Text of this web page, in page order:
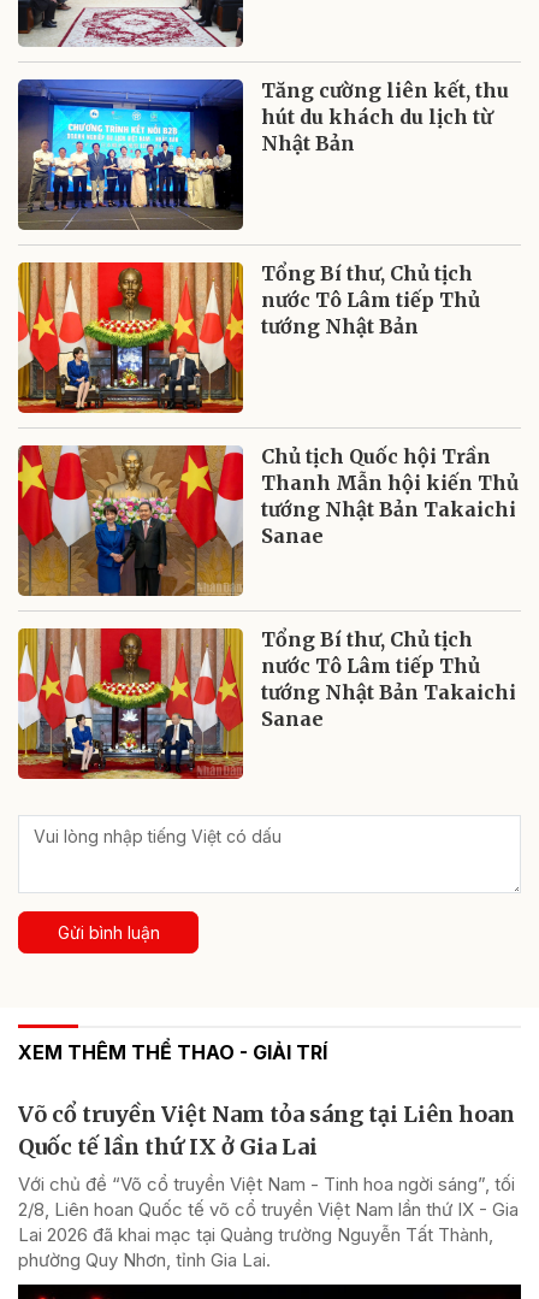
Tăng cường liên kết, thu
hút du khách du lịch từ
Nhật Bản
Tổng Bí thư, Chủ tịch
nước Tô Lâm tiếp Thủ
tướng Nhật Bản
Chủ tịch Quốc hội Trần
Thanh Mẫn hội kiến Thủ
tướng Nhật Bản Takaichi
Sanae
Tổng Bí thư, Chủ tịch
nước Tô Lâm tiếp Thủ
tướng Nhật Bản Takaichi
Sanae
Gửi bình luận
XEM THÊM THỂ THAO - GIẢI TRÍ
Võ cổ truyền Việt Nam tỏa sáng tại Liên hoan
Quốc tế lần thứ IX ở Gia Lai
Với chủ đề “Võ cổ truyền Việt Nam - Tinh hoa ngời sáng”, tối
2/8, Liên hoan Quốc tế võ cổ truyền Việt Nam lần thứ IX - Gia
Lai 2026 đã khai mạc tại Quảng trường Nguyễn Tất Thành,
phường Quy Nhơn, tỉnh Gia Lai.